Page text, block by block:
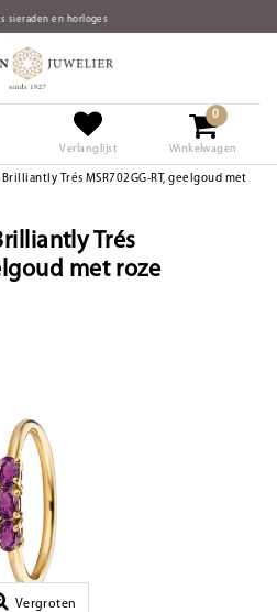
Verlanglijst
0
Winkelwagen
Brilliantly Trés MSR702GG-RT, geelgoud met
Trés
met roze
Vergroten